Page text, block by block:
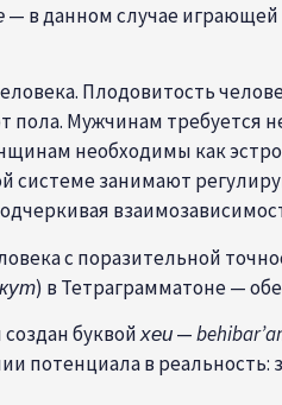
— в данном случае
Плодовитость
Мужчинам требуется
необходимы как
системе занимают
с поразительной
) в Тетраграмматоне —
буквойхеи—
потенциала в реальность: